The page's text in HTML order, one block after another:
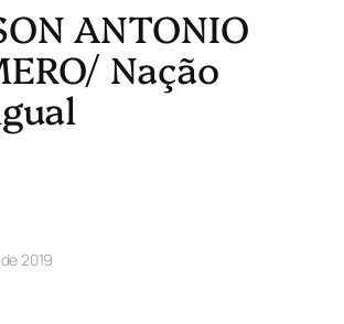
ANTONIO
Nação
2019